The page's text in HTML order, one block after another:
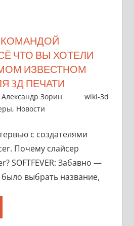
ВСЁ ЧТО ВЫ ХОТЕЛИ
ИЗВЕСТНОМ
3Д ПЕЧАТИ
Александр Зорин
wiki-3d
, Новости
с создателями
Почему слайсер
SOFTFEVER: Забавно —
выбрать название,